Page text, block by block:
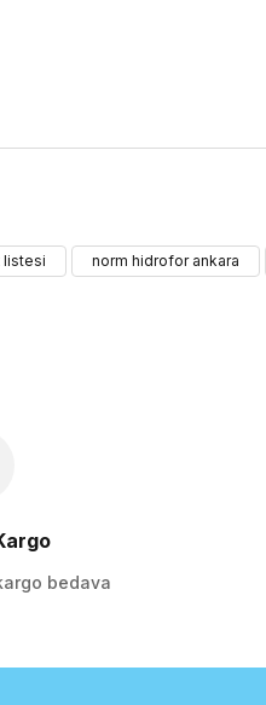
listesi norm hidrofor ankara
bedava